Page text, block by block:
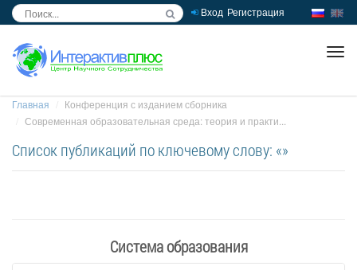
Вход Регистрация
Главная
Конференция с изданием сборника
Современная образовательная среда: теория и практи...
Список публикаций по ключевому слову: «»
Система образования